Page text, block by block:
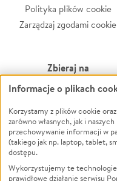
Polityka plików cookie
Zarządzaj zgodami cookie
Zbieraj na
Leczenie
Zwierzęta
Pożar
Ukraina
Pomoc Finansowa
Informacje o plikach
Korzystamy z plików cookie
zarówno własnych, jak i
przechowywanie informacji w
(takiego jak np. laptop, tablet,
dostępu.
Wykorzystujemy te
prawidłowe działanie serwisu